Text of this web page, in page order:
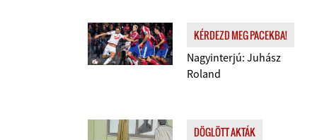
KÉRDEZD MEG PACEKBA!
Nagyinterjú: Juhász
Roland
DÖGLÖTT AKTÁK